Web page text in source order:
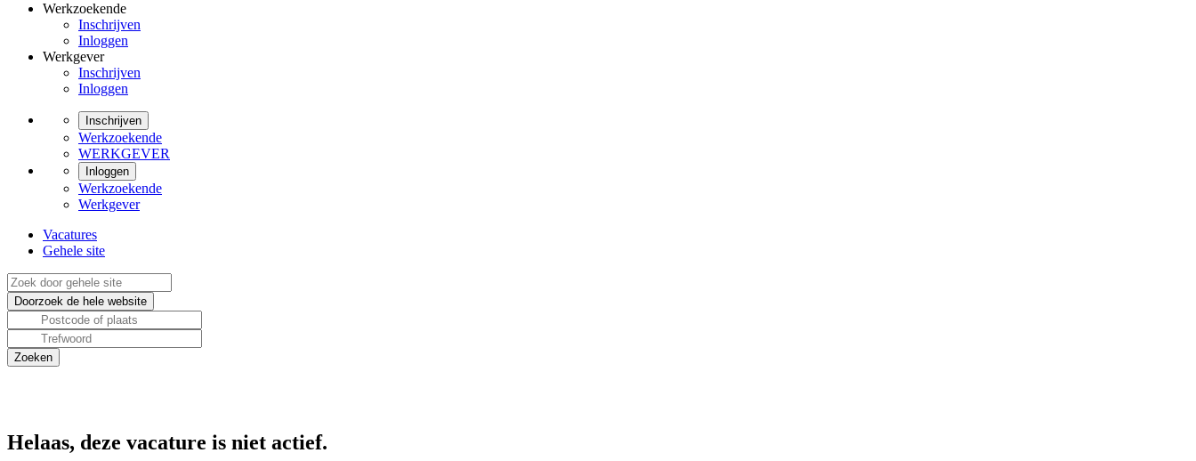
Werkzoekende
Inschrijven
Inloggen
Werkgever
Inschrijven
Inloggen
Inschrijven
Werkzoekende
WERKGEVER
Inloggen
Werkzoekende
Werkgever
Vacatures
Gehele site
Helaas, deze vacature is niet actief.